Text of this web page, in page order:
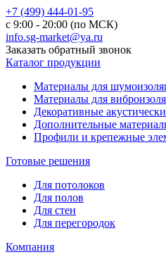
+7 (499) 444-01-95
с 9:00 - 20:00 (по МСК)
info.sg-market@ya.ru
Заказать обратный звонок
Каталог продукции
Материалы для
Материалы для
Декоративные
Дополнительные
Профили и крепежные
Готовые решения
Для потолоков
Для полов
Для стен
Для перегородок
Компания